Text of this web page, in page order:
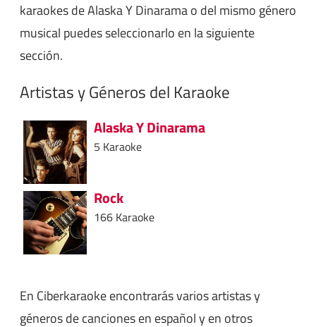
karaokes de Alaska Y Dinarama o del mismo género
musical puedes seleccionarlo en la siguiente
sección.
Artistas y Géneros del Karaoke
Alaska Y Dinarama
5 Karaoke
Rock
166 Karaoke
En Ciberkaraoke encontrarás varios artistas y
géneros de canciones en español y en otros